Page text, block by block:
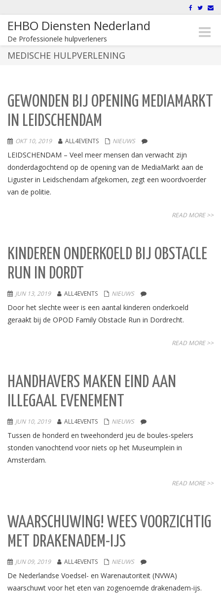
EHBO Diensten Nederland
De Professionele hulpverleners
Toggle
MEDISCHE HULPVERLENING
GEWONDEN BIJ OPENING MEDIAMARKT
IN LEIDSCHENDAM
OKT 10, 2019 ALL4EVENTS NIEUWS
LEIDSCHENDAM – Veel meer mensen dan verwacht zijn
donderdagochtend op de opening van de MediaMarkt aan de
Liguster in Leidschendam afgekomen, zegt een woordvoerder
van de politie.
READ MORE >>
KINDEREN ONDERKOELD BIJ OBSTACLE
RUN IN DORDT
JUN 13, 2019 ALL4EVENTS NIEUWS
Door het slechte weer is een aantal kinderen onderkoeld
geraakt bij de OPOD Family Obstacle Run in Dordrecht.
READ MORE >>
HANDHAVERS MAKEN EIND AAN
ILLEGAAL EVENEMENT
JUN 10, 2019 ALL4EVENTS NIEUWS
Tussen de honderd en tweehonderd jeu de boules-spelers
stonden vanochtend voor niets op het Museumplein in
Amsterdam.
READ MORE >>
WAARSCHUWING! WEES VOORZICHTIG
MET DRAKENADEM-IJS
JUN 09, 2019 ALL4EVENTS NIEUWS
De Nederlandse Voedsel- en Warenautoriteit (NVWA)
waarschuwt voor het eten van zogenoemde drakenadem-ijs.